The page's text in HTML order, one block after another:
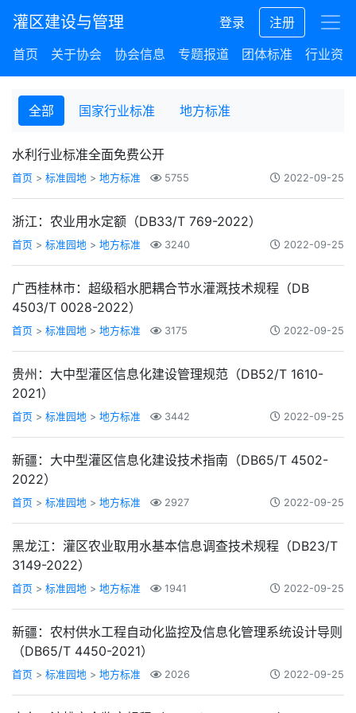
灌区建设与管理 登录
注册
首页
关于协会 协会信息 专题报道 团体标准 行业资讯
全部 国家行业标准 地方标准
水利行业标准全面免费公开
首页 > 标准园地 > 地方标准 5755 2022-09-25
浙江：农业用水定额（DB33/T 769-2022）
首页 > 标准园地 > 地方标准 3240 2022-09-25
广西桂林市：超级稻水肥耦合节水灌溉技术规程（DB
4503/T 0028-2022）
首页 > 标准园地 > 地方标准 3175 2022-09-25
贵州：大中型灌区信息化建设管理规范（DB52/T 1610-
2021）
首页 > 标准园地 > 地方标准 3442 2022-09-25
新疆：大中型灌区信息化建设技术指南（DB65/T 4502-
2022）
首页 > 标准园地 > 地方标准 2927 2022-09-25
黑龙江：灌区农业取用水基本信息调查技术规程（DB23/T
3149-2022）
首页 > 标准园地 > 地方标准 1941 2022-09-25
新疆：农村供水工程自动化监控及信息化管理系统设计导则
（DB65/T 4450-2021）
首页 > 标准园地 > 地方标准 2026 2022-09-25